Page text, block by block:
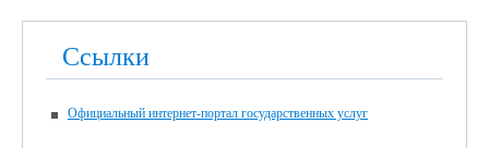
Ссылки
Официальный интернет-портал государственных услуг